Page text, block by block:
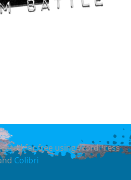
for free using WordPress
Colibri